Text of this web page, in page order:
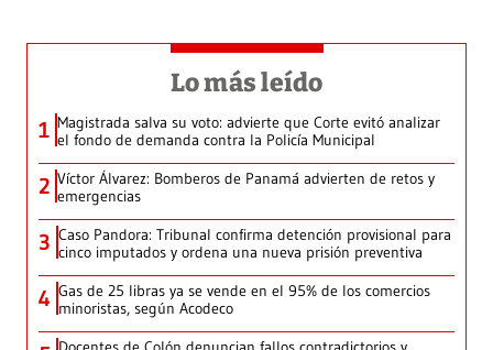
Lo más leído
1 Magistrada salva su voto: advierte que Corte evitó analizar
el fondo de demanda contra la Policía Municipal
2 Víctor Álvarez: Bomberos de Panamá advierten de retos y
emergencias
3 Caso Pandora: Tribunal confirma detención provisional para
cinco imputados y ordena una nueva prisión preventiva
4 Gas de 25 libras ya se vende en el 95% de los comercios
minoristas, según Acodeco